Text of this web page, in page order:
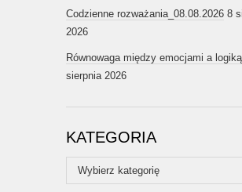
Codzienne rozważania_08.08.2026 8
2026
Równowaga między emocjami a
sierpnia 2026
KATEGORIA
Kategoria